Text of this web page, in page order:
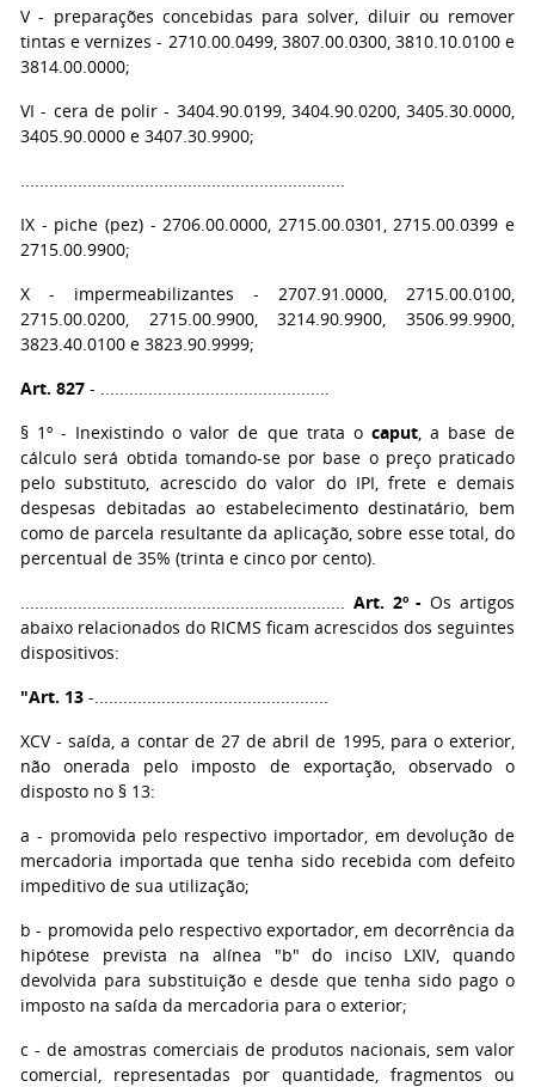
V - preparações concebidas para solver, diluir ou remover
tintas e vernizes - 2710.00.0499, 3807.00.0300, 3810.10.0100 e
3814.00.0000;
VI - cera de polir - 3404.90.0199, 3404.90.0200, 3405.30.0000,
3405.90.0000 e 3407.30.9900;
....................................................................
IX - piche (pez) - 2706.00.0000, 2715.00.0301, 2715.00.0399 e
2715.00.9900;
X - impermeabilizantes - 2707.91.0000, 2715.00.0100,
2715.00.0200, 2715.00.9900, 3214.90.9900, 3506.99.9900,
3823.40.0100 e 3823.90.9999;
Art. 827 - ................................................
§ 1º - Inexistindo o valor de que trata o caput, a base de
cálculo será obtida tomando-se por base o preço praticado
pelo substituto, acrescido do valor do IPI, frete e demais
despesas debitadas ao estabelecimento destinatário, bem
como de parcela resultante da aplicação, sobre esse total, do
percentual de 35% (trinta e cinco por cento).
.................................................................... Art. 2º - Os artigos
abaixo relacionados do RICMS ficam acrescidos dos seguintes
dispositivos:
"Art. 13 -.................................................
XCV - saída, a contar de 27 de abril de 1995, para o exterior,
não onerada pelo imposto de exportação, observado o
disposto no § 13:
a - promovida pelo respectivo importador, em devolução de
mercadoria importada que tenha sido recebida com defeito
impeditivo de sua utilização;
b - promovida pelo respectivo exportador, em decorrência da
hipótese prevista na alínea "b" do inciso LXIV, quando
devolvida para substituição e desde que tenha sido pago o
imposto na saída da mercadoria para o exterior;
c - de amostras comerciais de produtos nacionais, sem valor
comercial, representadas por quantidade, fragmentos ou